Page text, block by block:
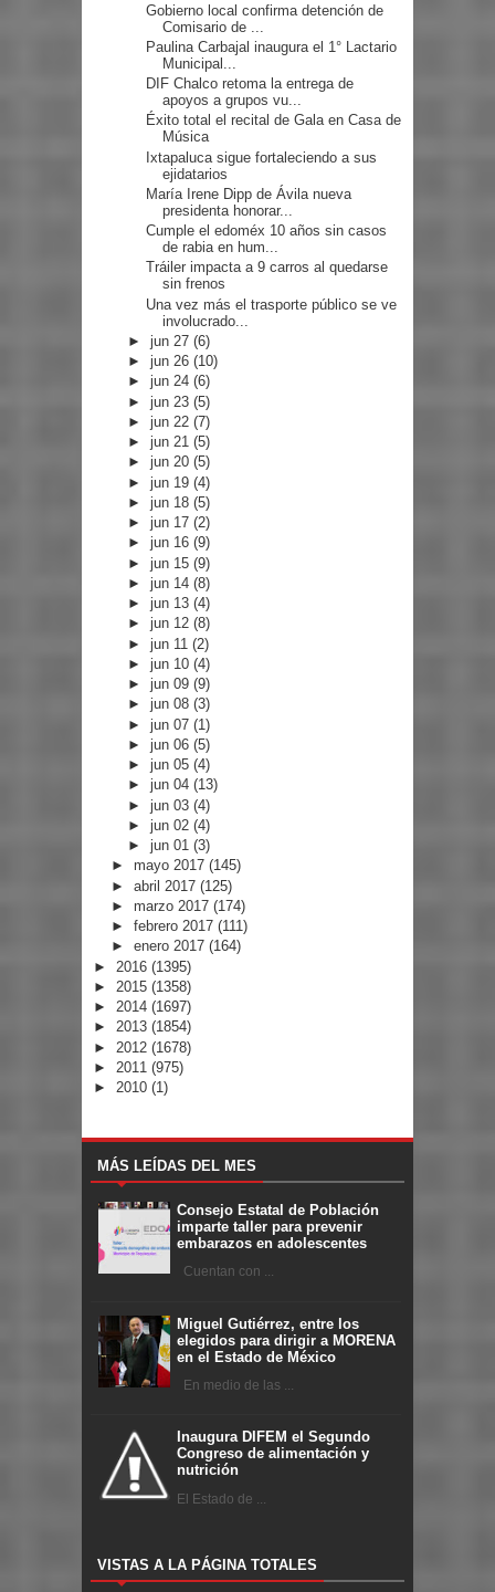
Gobierno local confirma detención de
Comisario de ...
Paulina Carbajal inaugura el 1° Lactario
Municipal...
DIF Chalco retoma la entrega de
apoyos a grupos vu...
Éxito total el recital de Gala en Casa de
Música
Ixtapaluca sigue fortaleciendo a sus
ejidatarios
María Irene Dipp de Ávila nueva
presidenta honorar...
Cumple el edoméx 10 años sin casos
de rabia en hum...
Tráiler impacta a 9 carros al quedarse
sin frenos
Una vez más el trasporte público se ve
involucrado...
►jun 27(6)
►jun 26(10)
►jun 24(6)
►jun 23(5)
►jun 22(7)
►jun 21(5)
►jun 20(5)
►jun 19(4)
►jun 18(5)
►jun 17(2)
►jun 16(9)
►jun 15(9)
►jun 14(8)
►jun 13(4)
►jun 12(8)
►jun 11(2)
►jun 10(4)
►jun 09(9)
►jun 08(3)
►jun 07(1)
►jun 06(5)
►jun 05(4)
►jun 04(13)
►jun 03(4)
►jun 02(4)
►jun 01(3)
► mayo 2017 (145)
► abril 2017 (125)
► marzo 2017 (174)
► febrero 2017 (111)
► enero 2017 (164)
► 2016 (1395)
► 2015 (1358)
► 2014 (1697)
► 2013 (1854)
► 2012 (1678)
► 2011 (975)
► 2010 (1)
MÁS LEÍDAS DEL MES
Consejo Estatal de Población
imparte taller para prevenir
embarazos en adolescentes
Cuentan con ...
Miguel Gutiérrez, entre los
elegidos para dirigir a MORENA
en el Estado de México
En medio de las ...
Inaugura DIFEM el Segundo
Congreso de alimentación y
nutrición
El Estado de ...
VISTAS A LA PÁGINA TOTALES